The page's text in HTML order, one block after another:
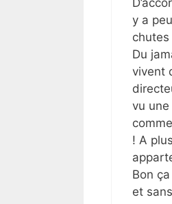
y a
Du
vivent
vu
! A
Bon
et